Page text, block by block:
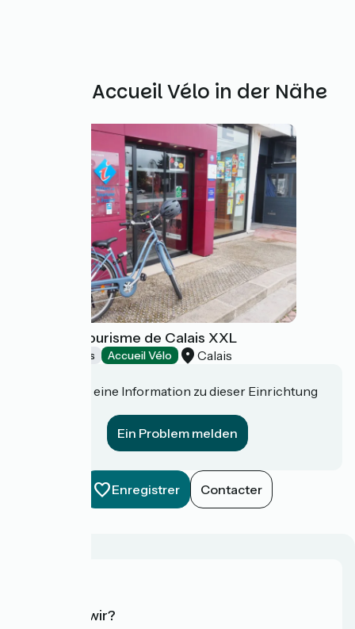
Weitere Accueil Vélo in der Nähe
Office de Tourisme de Calais XXL
Tourist offices Accueil Vélo Calais
Haben Sie eine Information zu dieser Einrichtung
Ein Problem melden
Enregistrer Contacter
Wer sind wir?